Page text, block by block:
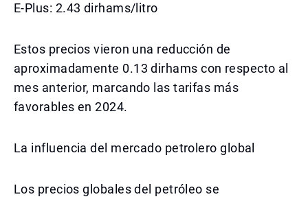
E-Plus: 2.43 dirhams/litro
Estos precios vieron una reducción de
aproximadamente 0.13 dirhams con respecto al
mes anterior, marcando las tarifas más
favorables en 2024.
La influencia del mercado petrolero global
Los precios globales del petróleo se